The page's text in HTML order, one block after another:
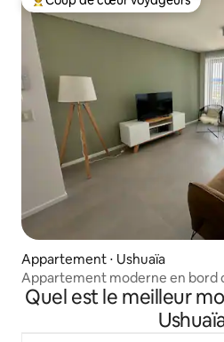
Coups de cœur voyageurs les
Appartement ⋅ Ushuaïa
Appartement moderne en bord
Quel est le meilleur